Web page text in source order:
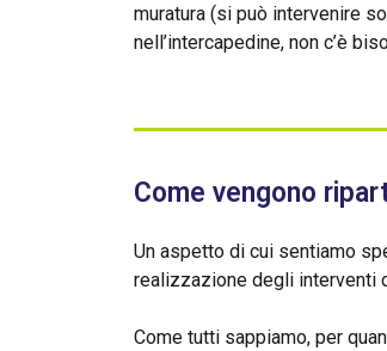
muratura (si può intervenire
nell’intercapedine, non c’è
Come vengono
Un aspetto di cui sentiamo
realizzazione degli interventi
Come tutti sappiamo, per